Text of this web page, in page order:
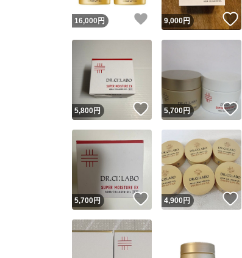
16,000 円 いいね！
9,000円
5,800円 いいね！
5,700円
5,700円 いいね！
4,900円